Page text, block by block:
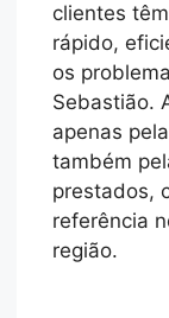
clientes
rápido,
os
Sebastião.
apenas
também
prestados,
referência
região.